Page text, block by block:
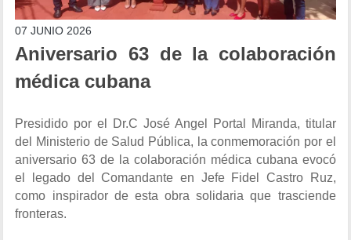
07 JUNIO 2026
Aniversario 63 de la colaboración
médica cubana
Presidido por el Dr.C José Angel Portal Miranda, titular
del Ministerio de Salud Pública, la conmemoración por el
aniversario 63 de la colaboración médica cubana evocó
el legado del Comandante en Jefe Fidel Castro Ruz,
como inspirador de esta obra solidaria que trasciende
fronteras.